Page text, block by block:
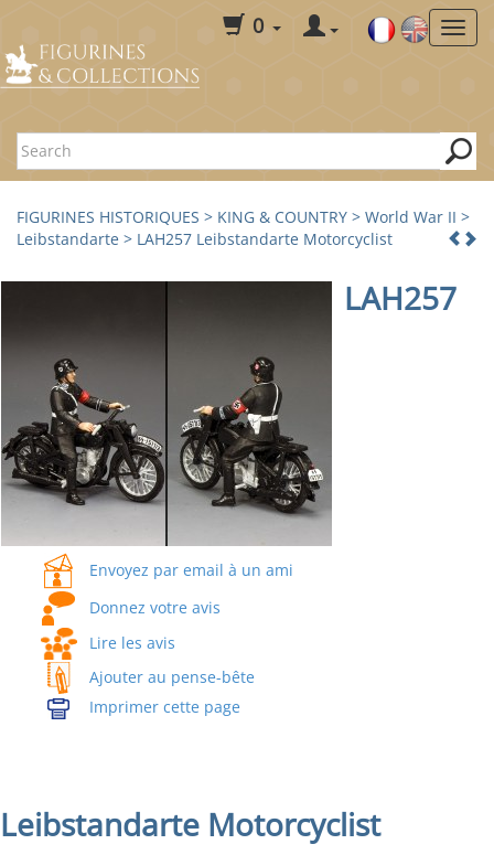
0
FIGURINES HISTORIQUES > KING & COUNTRY > World War II >
Leibstandarte > LAH257 Leibstandarte Motorcyclist
Envoyez par email à un ami
Donnez votre avis
Lire les avis
Ajouter au pense-bête
Imprimer cette page
LAH257
Leibstandarte Motorcyclist